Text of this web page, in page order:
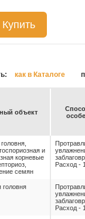
Купить
как в Каталоге
объ­ект
и
корневые
семян
Расход -
головня
Расход -